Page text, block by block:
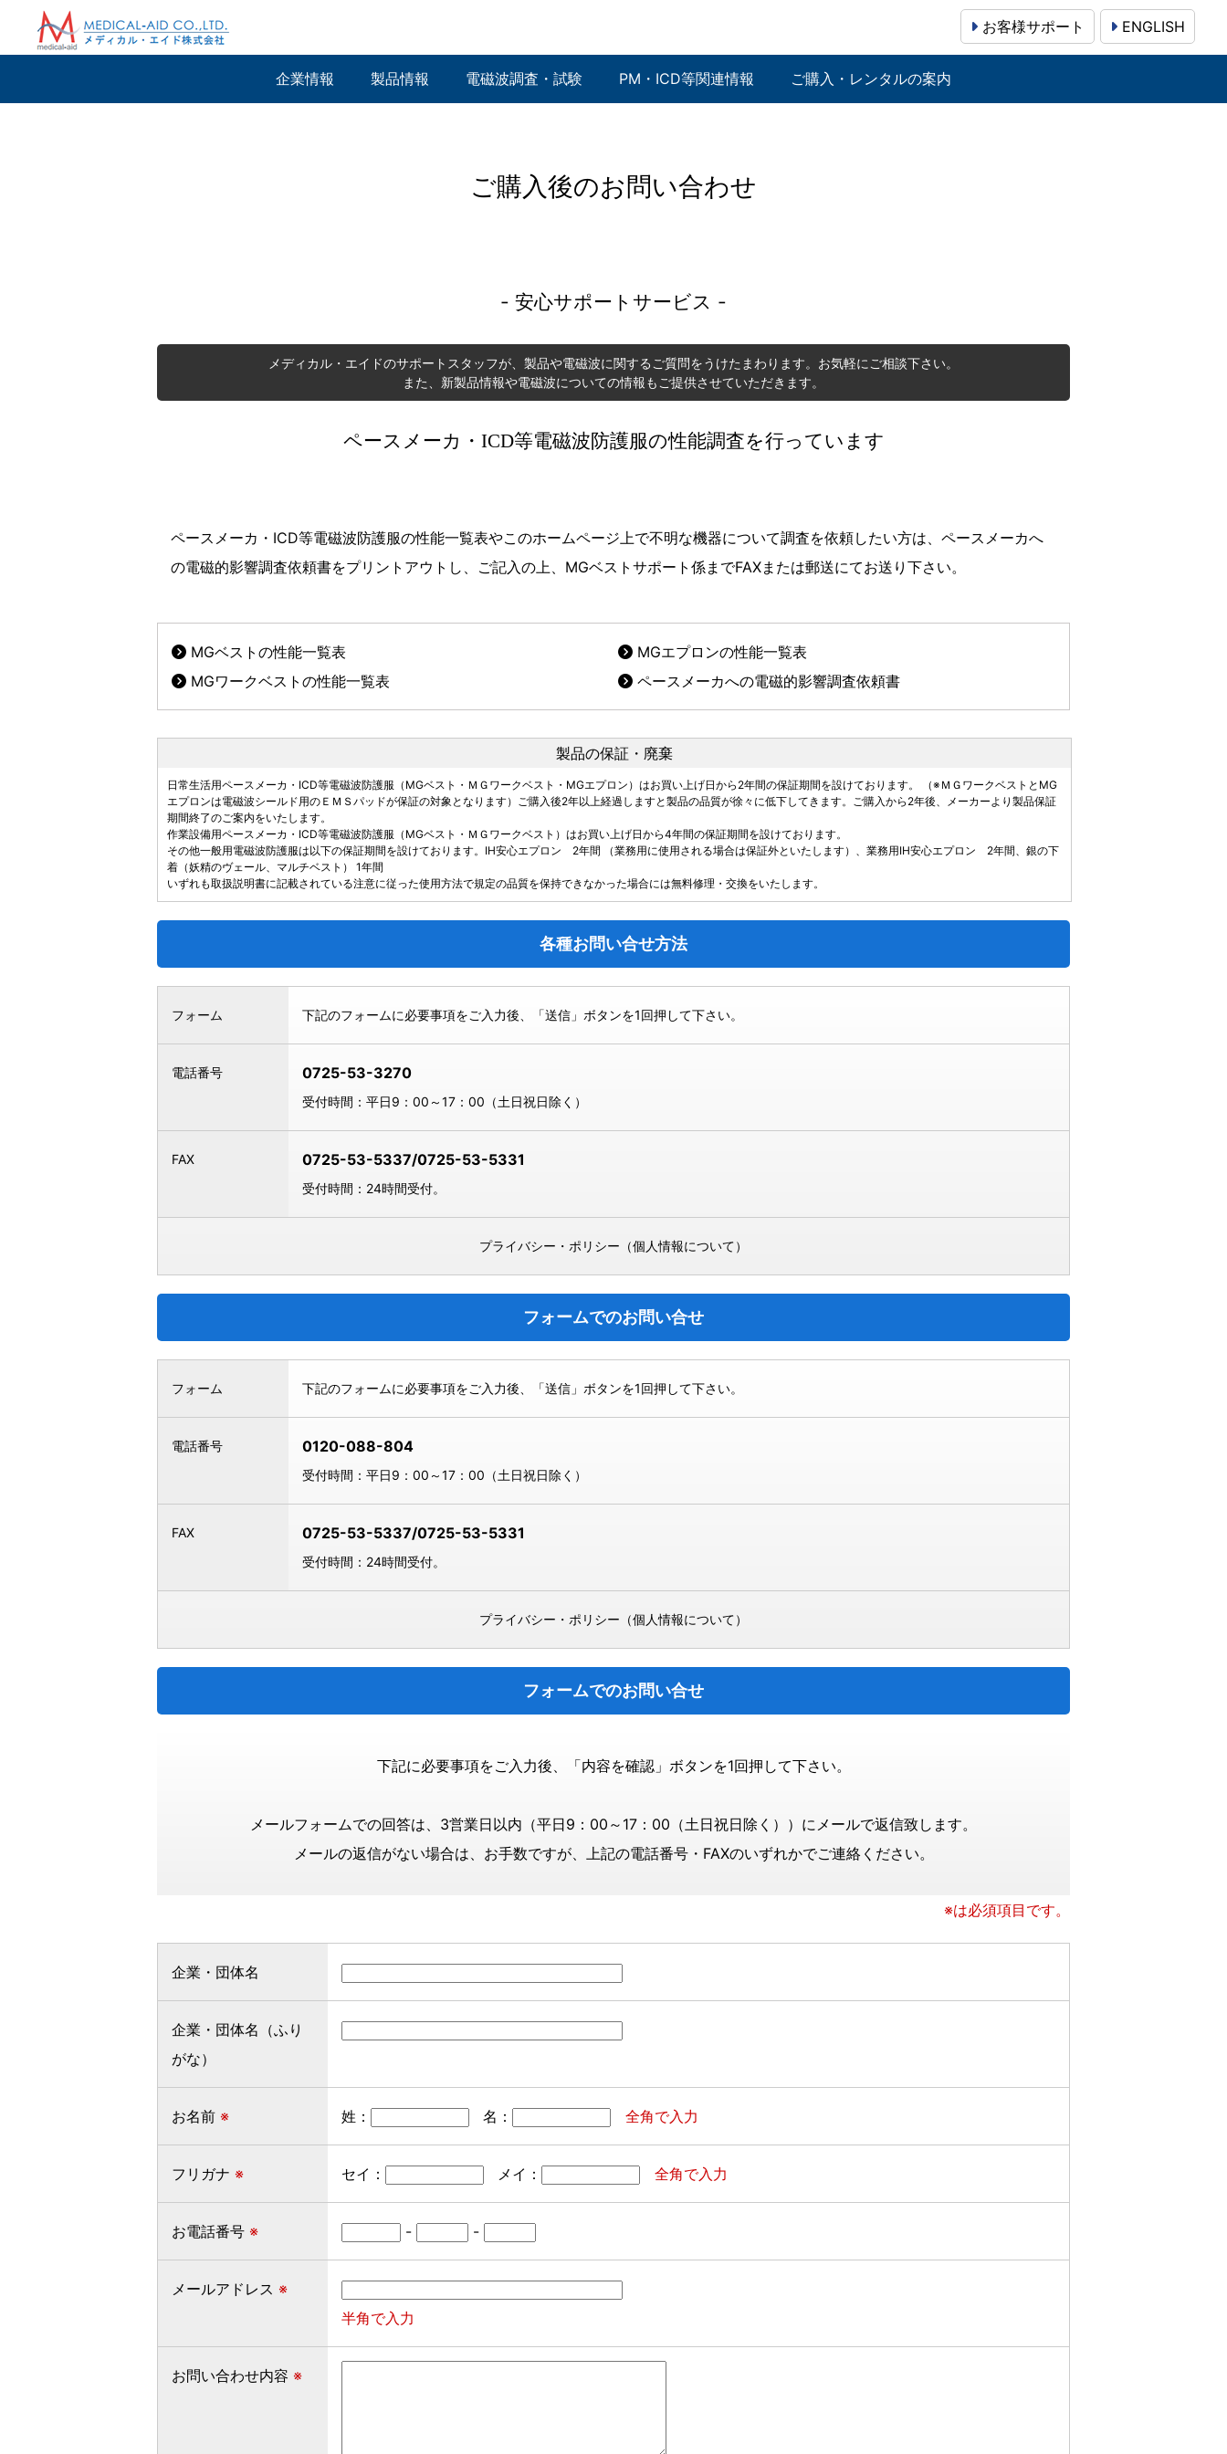
お客様サポート ENGLISH
企業情報 製品情報 電磁波調査・試験 PM・ICD等関連情報 ご購入・レンタルの案内
ご購入後のお問い合わせ
- 安心サポートサービス -
メディカル・エイドのサポートスタッフが、製品や電磁波に関するご質問をうけたまわります。お気軽にご相談下さい。
また、新製品情報や電磁波についての情報もご提供させていただきます。
ペースメーカ・ICD等電磁波防護服の性能調査を行っています
ペースメーカ・ICD等電磁波防護服の性能一覧表やこのホームページ上で不明な機器について調査を依頼したい方は、ペースメーカへ
の電磁的影響調査依頼書をプリントアウトし、ご記入の上、MGベストサポート係までFAXまたは郵送にてお送り下さい。
MGベストの性能一覧表
MGワークベストの性能一覧表
MGエプロンの性能一覧表
ペースメーカへの電磁的影響調査依頼書
製品の保証・廃棄
日常生活用ペースメーカ・ICD等電磁波防護服（MGベスト・ＭＧワークベスト・MGエプロン）はお買い上げ日から2年間の保証期間を設けております。 （※ＭＧワークベストとMG
エプロンは電磁波シールド用のＥＭＳパッドが保証の対象となります）ご購入後2年以上経過しますと製品の品質が徐々に低下してきます。ご購入から2年後、メーカーより製品保証
期間終了のご案内をいたします。
作業設備用ペースメーカ・ICD等電磁波防護服（MGベスト・ＭＧワークベスト）はお買い上げ日から4年間の保証期間を設けております。
その他一般用電磁波防護服は以下の保証期間を設けております。IH安心エプロン 2年間 （業務用に使用される場合は保証外といたします）、業務用IH安心エプロン 2年間、銀の下
着（妖精のヴェール、マルチベスト） 1年間
いずれも取扱説明書に記載されている注意に従った使用方法で規定の品質を保持できなかった場合には無料修理・交換をいたします。
各種お問い合せ方法
フォーム 下記のフォームに必要事項をご入力後、「送信」ボタンを1回押して下さい。
電話番号 0725-53-3270
受付時間：平日9：00～17：00（土日祝日除く）
FAX 0725-53-5337/0725-53-5331
受付時間：24時間受付。
プライバシー・ポリシー（個人情報について）
フォームでのお問い合せ
フォーム 下記のフォームに必要事項をご入力後、「送信」ボタンを1回押して下さい。
電話番号 0120-088-804
受付時間：平日9：00～17：00（土日祝日除く）
FAX 0725-53-5337/0725-53-5331
受付時間：24時間受付。
プライバシー・ポリシー（個人情報について）
フォームでのお問い合せ
下記に必要事項をご入力後、「内容を確認」ボタンを1回押して下さい。
メールフォームでの回答は、3営業日以内（平日9：00～17：00（土日祝日除く））にメールで返信致します。
メールの返信がない場合は、お手数ですが、上記の電話番号・FAXのいずれかでご連絡ください。
※は必須項目です。
企業・団体名
企業・団体名（ふり
がな）
お名前 ※ 姓： 名： 全角で入力
フリガナ ※ セイ： メイ： 全角で入力
お電話番号 ※ - -
メールアドレス ※
半角で入力
お問い合わせ内容 ※